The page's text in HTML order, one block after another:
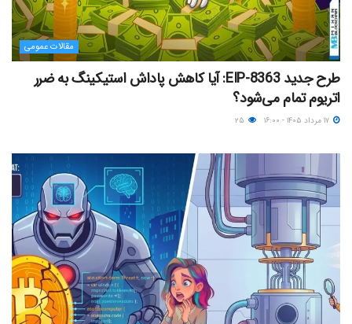
مقالات عمومی
طرح جدید EIP-8363: آیا کاهش پاداش استیکینگ به ضرر
اتریوم تمام می‌شود؟